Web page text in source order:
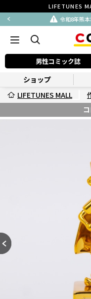
LIFETUNES
令和8年熊
男性コミック誌
ショップ
LIFETUNES MALL